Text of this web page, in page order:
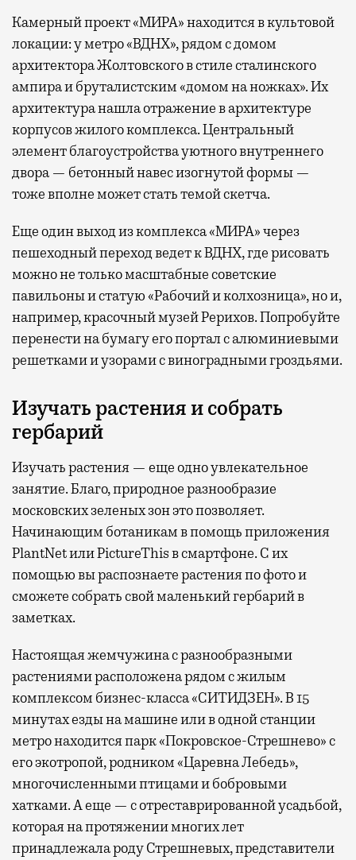
Камерный проект «МИРА» находится в культовой
локации: у метро «ВДНХ», рядом с домом
архитектора Жолтовского в стиле сталинского
ампира и бруталистским «домом на ножках». Их
архитектура нашла отражение в архитектуре
корпусов жилого комплекса. Центральный
элемент благоустройства уютного внутреннего
двора — бетонный навес изогнутой формы —
тоже вполне может стать темой скетча.
Еще один выход из комплекса «МИРА» через
пешеходный переход ведет к ВДНХ, где рисовать
можно не только масштабные советские
павильоны и статую «Рабочий и колхозница», но и,
например, красочный музей Рерихов. Попробуйте
перенести на бумагу его портал с алюминиевыми
решетками и узорами с виноградными гроздьями.
Изучать растения и собрать
гербарий
Изучать растения — еще одно увлекательное
занятие. Благо, природное разнообразие
московских зеленых зон это позволяет.
Начинающим ботаникам в помощь приложения
PlantNet или PictureThis в смартфоне. С их
помощью вы распознаете растения по фото и
сможете собрать свой маленький гербарий в
заметках.
Настоящая жемчужина с разнообразными
растениями расположена рядом с жилым
комплексом бизнес-класса «СИТИДЗЕН». В 15
минутах езды на машине или в одной станции
метро находится парк «Покровское-Стрешнево» с
его экотропой, родником «Царевна Лебедь»,
многочисленными птицами и бобровыми
хатками. А еще — с отреставрированной усадьбой,
которая на протяжении многих лет
принадлежала роду Стрешневых, представители